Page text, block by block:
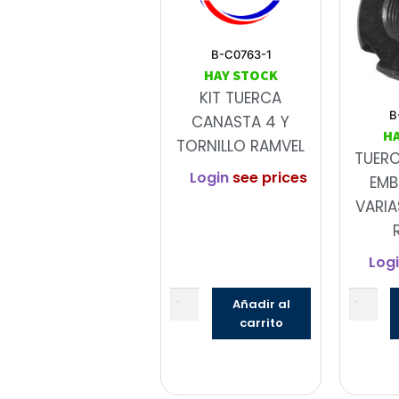
B-C0763-1
HAY STOCK
KIT TUERCA
CANASTA 4 Y
TORNILLO RAMVEL
Login see prices
Añadir al
carrito